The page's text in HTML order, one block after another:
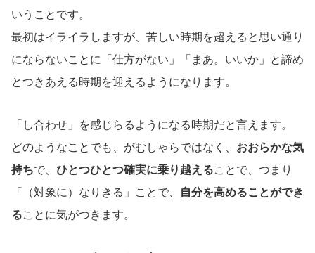
いうことです。
最初はイライラしますが、苦しい時期を超えると思い通り
にならないことに「仕方がない」「まあ。いいか」と諦め
とつきあえる時期を迎えるようになります。
「し合わせ」を感じらるようになる時期だと言えます。
どのようなことでも、がむしゃらではなく、 おおらかな気
持ちで、 ひとつひとつ確実に乗り越えることで、つまり
「（対象に）なりきる」ことで、
自分を高めることができ
ることに気がつきます。